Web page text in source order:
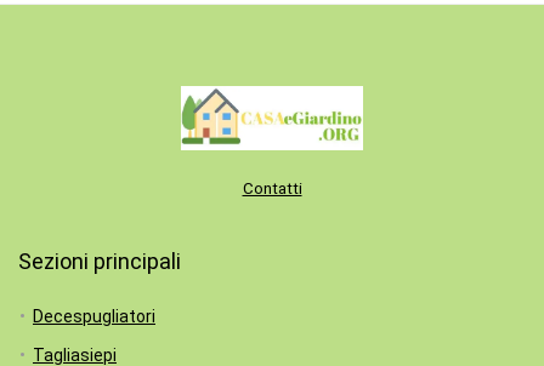
Contatti
Sezioni principali
Decespugliatori
Tagliasiepi